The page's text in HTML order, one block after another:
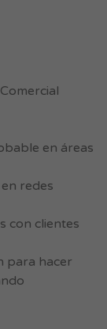
en áreas
redes
con clientes
para hacer